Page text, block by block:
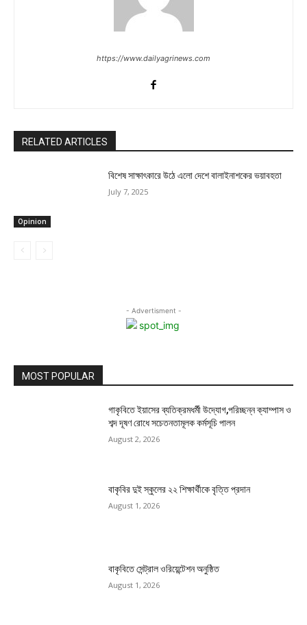
https://www.dailyagrinews.com
RELATED ARTICLES
Opinion
বিশেষ সাক্ষাৎকারে উঠে এলো দেশে বালাইনাশকের ভয়াবহতা
July 7, 2025
- Advertisment -
MOST POPULAR
গাকৃবিতে ইয়াসের ব্যতিক্রমধর্মী উদ্যোগ,পরিচ্ছন্ন ক্যাম্পাস ও
শব্দ দূষণ রোধে সচেতনতামূলক কর্মসূচি পালন
August 2, 2026
বাকৃবির দুই স্কুলের ২২ শিক্ষার্থীকে বৃত্তি প্রদান
August 1, 2026
বাকৃবিতে সেন্ট্রাল ওরিয়েন্টেশন অনুষ্ঠিত
August 1, 2026